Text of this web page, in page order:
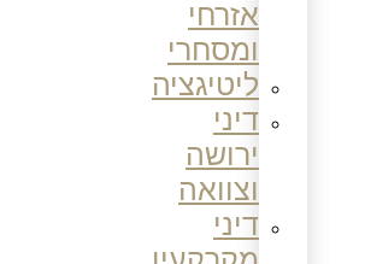
אזרחי
ומסחרי
ליטיגציה
דיני
ירושה
וצוואה
דיני